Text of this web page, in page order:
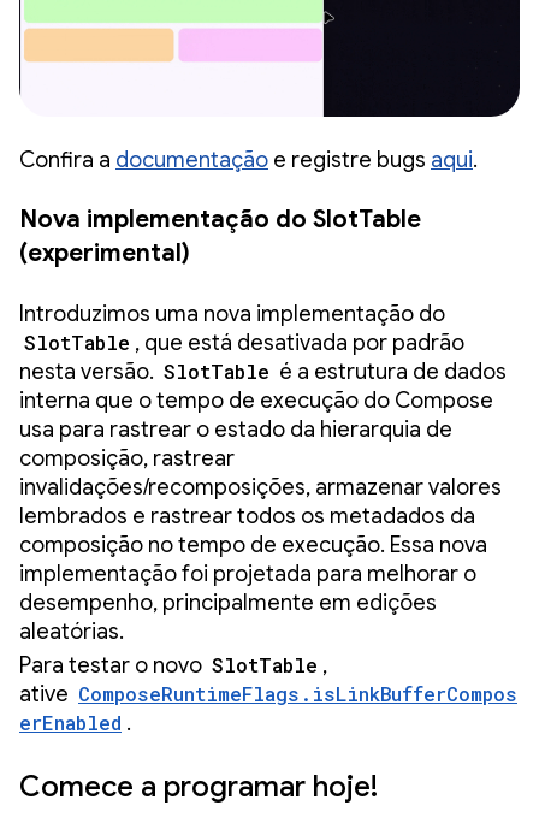
Confira a documentação e registre bugs aqui.
Nova implementação do SlotTable
(experimental)
Introduzimos uma nova implementação do
SlotTable , que está desativada por padrão
nesta versão. SlotTable é a estrutura de dados
interna que o tempo de execução do Compose
usa para rastrear o estado da hierarquia de
composição, rastrear
invalidações/recomposições, armazenar valores
lembrados e rastrear todos os metadados da
composição no tempo de execução. Essa nova
implementação foi projetada para melhorar o
desempenho, principalmente em edições
aleatórias.
Para testar o novo SlotTable ,
ative ComposeRuntimeFlags.isLinkBufferCompos
erEnabled .
Comece a programar hoje!